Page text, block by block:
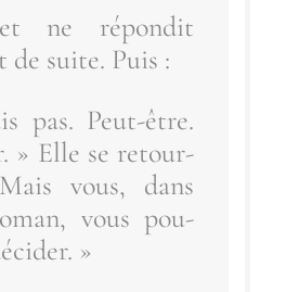
ne répon­dit
de suite. Puis :
pas. Peut-être.
» Elle se retour­
vous, dans
vous pou­
»